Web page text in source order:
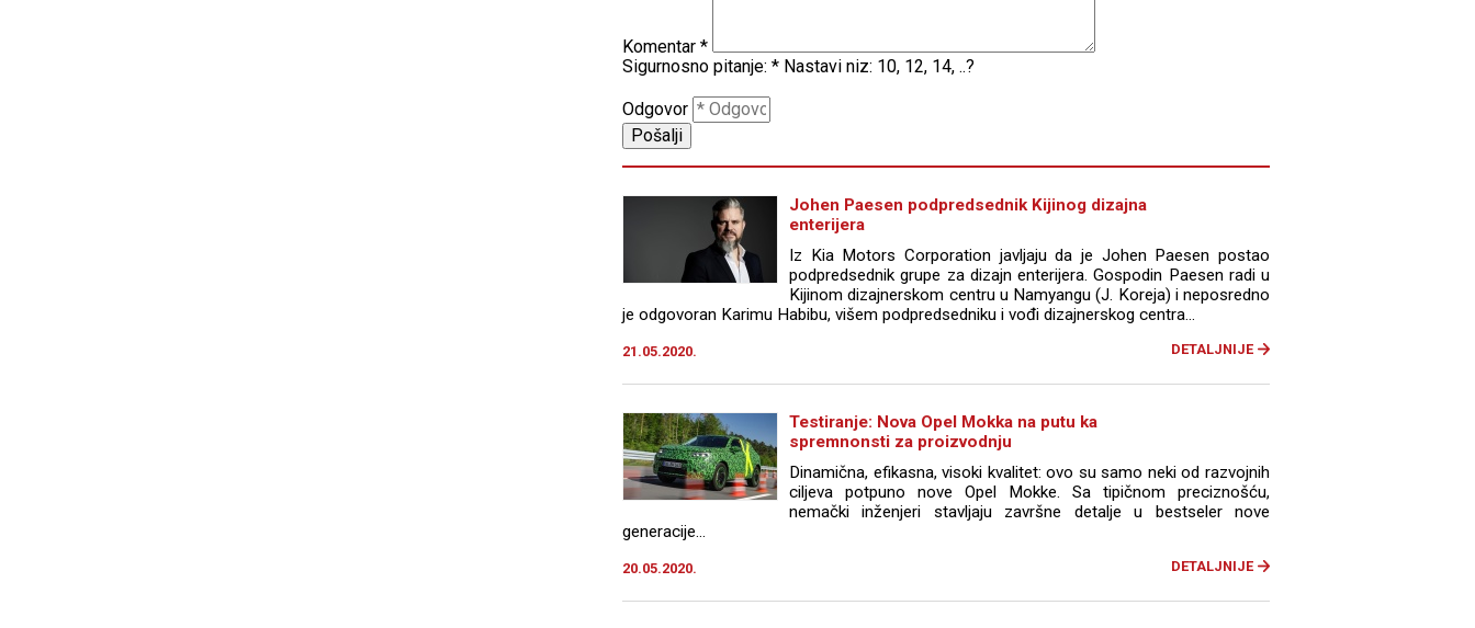
Komentar *
Sigurnosno pitanje: * Nastavi niz: 10, 12, 14, ..?
Odgovor
Johen Paesen podpredsednik Kijinog dizajna
enterijera
Iz Kia Motors Corporation javljaju da je Johen Paesen postao
podpredsednik grupe za dizajn enterijera. Gospodin Paesen radi u
Kijinom dizajnerskom centru u Namyangu (J. Koreja) i neposredno
je odgovoran Karimu Habibu, višem podpredsedniku i vođi dizajnerskog centra...
21.05.2020. DETALJNIJE
Testiranje: Nova Opel Mokka na putu ka
spremnonsti za proizvodnju
Dinamična, efikasna, visoki kvalitet: ovo su samo neki od razvojnih
ciljeva potpuno nove Opel Mokke. Sa tipičnom preciznošću,
nemački inženjeri stavljaju završne detalje u bestseler nove
generacije...
20.05.2020. DETALJNIJE